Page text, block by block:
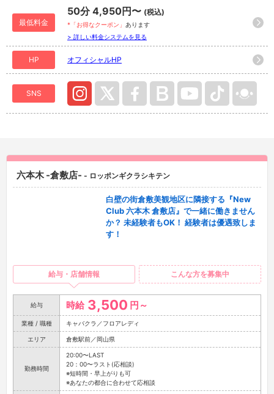
最低料金
50分 4,950円〜 (税込)
*「お得なクーポン」 あります
> 詳しい料金システムを見る
HP オフィシャルHP
SNS
六本木 -倉敷店- - ロッポンギクラシキテン
白壁の街倉敷美観地区に隣接する『New
Club 六本木 倉敷店』で一緒に働きません
か？ 未経験者もOK！ 経験者は優遇致しま
す！
給与・店舗情報 こんな方を募集中
給与 時給 3,500 円～
業種 / 職種 キャバクラ／フロアレディ
エリア 倉敷駅前／岡山県
勤務時間
20:00〜LAST
20：00〜ラスト(応相談)
※短時間・早上がりも可
※あなたの都合に合わせて応相談